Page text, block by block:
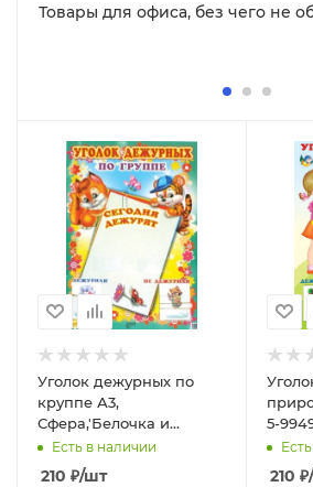
Товары для офиса, без чего не
Уголок дежурных по
круппе А3,
Сфера,'Белочка и
тигренок' 978-5-9949-
0521-0
Есть в наличии
210 ₽/шт
5-
210 ₽